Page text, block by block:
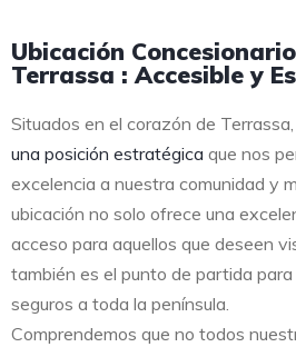
Ubicación
Terrassa : Accesible y
Situados en el corazón de Terrassa,
una posición estratégica que nos
excelencia a nuestra comunidad y
ubicación no solo ofrece una
acceso para aquellos que deseen
también es el punto de partida
seguros a toda la península.
Comprendemos que no todos